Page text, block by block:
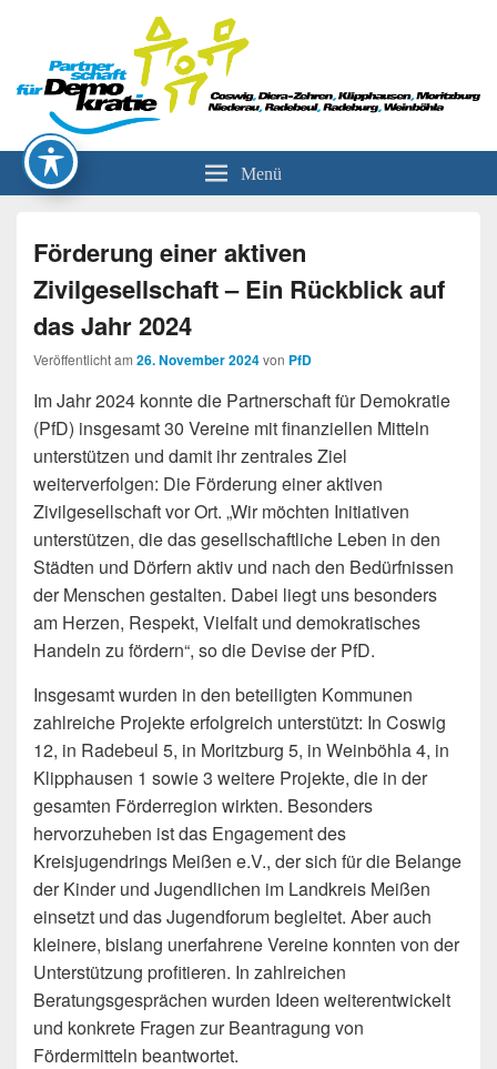
Partnerschaft für Demokratie
Menü
Förderung einer aktiven
Zivilgesellschaft – Ein Rückblick auf
das Jahr 2024
Veröffentlicht am 26. November 2024von PfD
Im Jahr 2024 konnte die Partnerschaft für Demokratie
(PfD) insgesamt 30 Vereine mit finanziellen Mitteln
unterstützen und damit ihr zentrales Ziel
weiterverfolgen: Die Förderung einer aktiven
Zivilgesellschaft vor Ort. „Wir möchten Initiativen
unterstützen, die das gesellschaftliche Leben in den
Städten und Dörfern aktiv und nach den Bedürfnissen
der Menschen gestalten. Dabei liegt uns besonders
am Herzen, Respekt, Vielfalt und demokratisches
Handeln zu fördern“, so die Devise der PfD.
Insgesamt wurden in den beteiligten Kommunen
zahlreiche Projekte erfolgreich unterstützt: In Coswig
12, in Radebeul 5, in Moritzburg 5, in Weinböhla 4, in
Klipphausen 1 sowie 3 weitere Projekte, die in der
gesamten Förderregion wirkten. Besonders
hervorzuheben ist das Engagement des
Kreisjugendrings Meißen e.V., der sich für die Belange
der Kinder und Jugendlichen im Landkreis Meißen
einsetzt und das Jugendforum begleitet. Aber auch
kleinere, bislang unerfahrene Vereine konnten von der
Unterstützung profitieren. In zahlreichen
Beratungsgesprächen wurden Ideen weiterentwickelt
und konkrete Fragen zur Beantragung von
Fördermitteln beantwortet.